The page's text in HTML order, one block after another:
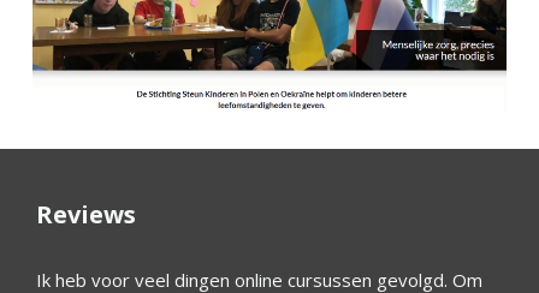
Reviews
Ik heb voor veel dingen online cursussen gevolgd. Om